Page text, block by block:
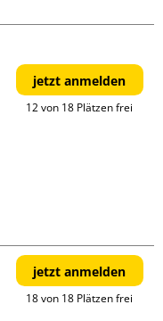
jetzt anmelden
12 von 18 Plätzen frei
jetzt anmelden
18 von 18 Plätzen frei